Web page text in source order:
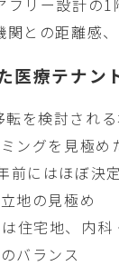
フリー設計の
関との距離感
医療テナン
を検討され
ングを見極め
にはほぼ決定
地の見極め
住宅地、内科
バランス